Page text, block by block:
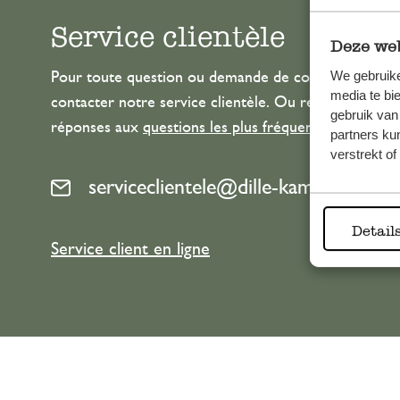
Deze
We
media te
gebruik
partners
verstrekt of
Service clientèle
Pour toute question ou demande de conseil ou
contacter notre service clientèle. Ou retrouvez ici
réponses aux questions les plus fréquemment posées
serviceclientele@dille-kamille.com
Service client en ligne